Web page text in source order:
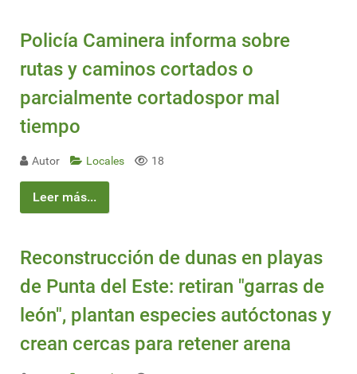
Policía Caminera informa sobre
rutas y caminos cortados o
parcialmente cortadospor mal
tiempo
Autor Locales 18
Leer más...
Reconstrucción de dunas en playas
de Punta del Este: retiran "garras de
león", plantan especies autóctonas y
crean cercas para retener arena